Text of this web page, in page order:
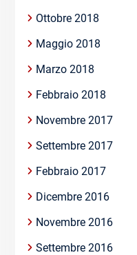
Ottobre 2018
Maggio 2018
Marzo 2018
Febbraio 2018
Novembre 2017
Settembre 2017
Febbraio 2017
Dicembre 2016
Novembre 2016
Settembre 2016